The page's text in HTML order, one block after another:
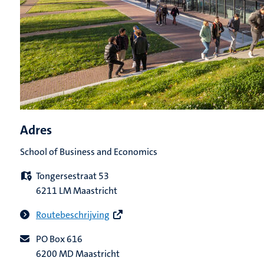
Adres
School of Business and Economics
Tongersestraat 53
6211 LM Maastricht
Routebeschrijving
PO Box 616
6200 MD Maastricht